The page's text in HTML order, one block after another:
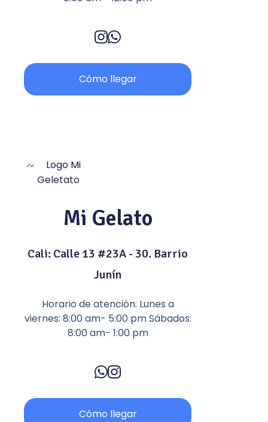
Cómo llegar
Mi Gelato
Cali: Calle 13 #23A - 30. Barrio
Junín
Horario de atención: Lunes a
viernes: 8:00 am- 5:00 pm Sábados:
8:00 am- 1:00 pm
Cómo llegar